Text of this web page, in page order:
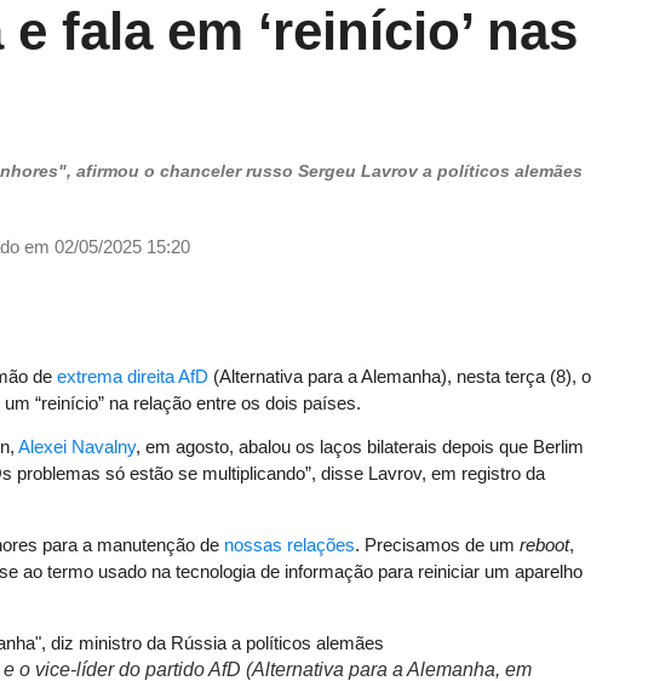
fala em ‘reinício’ nas
afirmou o chanceler russo Sergeu Lavrov a políticos alemães
em 02/05/2025 15:20
de extrema direita AfD (Alternativa para a Alemanha), nesta terça (8), o
“reinício” na relação entre os dois países.
Alexei Navalny, em agosto, abalou os laços bilaterais depois que Berlim
problemas só estão se multiplicando”, disse Lavrov, em registro da
para a manutenção de nossas relações. Precisamos de um reboot,
ao termo usado na tecnologia de informação para reiniciar um aparelho
o vice-líder do partido AfD (Alternativa para a Alemanha, em